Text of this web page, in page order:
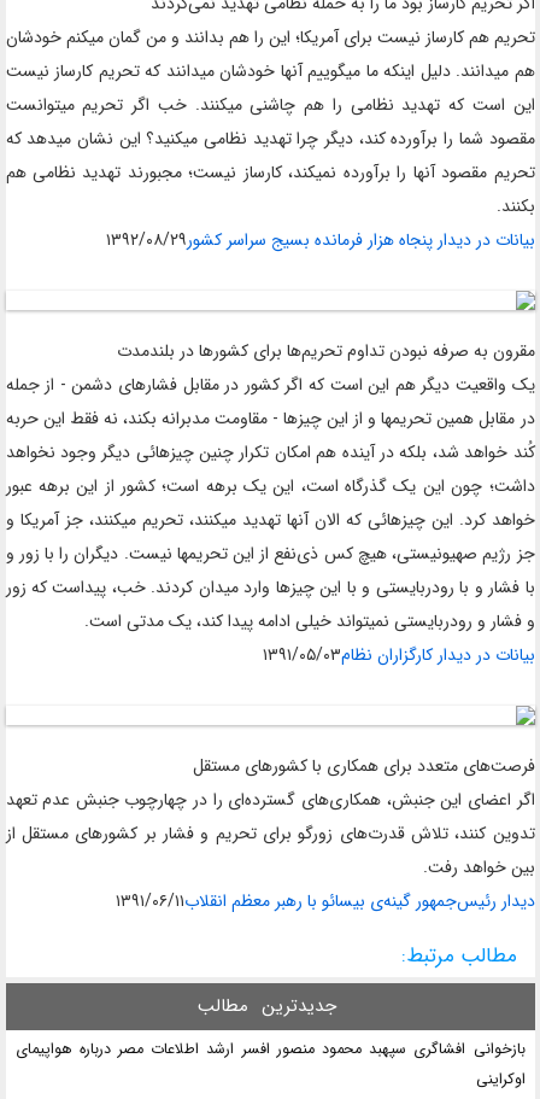
تحریم هم کارساز نیست برای آمریکا؛ این را هم بدانند و من گمان میکنم خودشان
هم میدانند. دلیل اینکه ما میگوییم آنها خودشان میدانند که تحریم کارساز نیست
این است که تهدید نظامی را هم چاشنی میکنند. خب اگر تحریم میتوانست
مقصود شما را برآورده کند، دیگر چرا تهدید نظامی میکنید؟ این نشان میدهد که
تحریم مقصود آنها را برآورده نمیکند، کارساز نیست؛ مجبورند تهدید نظامی هم
بکنند.
بیانات در دیدار پنجاه هزار فرمانده بسیج سراسر کشور۱۳۹۲/۰۸/۲۹
مقرون به صرفه نبودن تداوم تحریم‌ها برای کشورها در بلندمدت
یک واقعیت دیگر هم این است که اگر کشور در مقابل فشارهای دشمن - از جمله
در مقابل همین تحریمها و از این چیزها - مقاومت مدبرانه بکند، نه فقط این حربه
کُند خواهد شد، بلکه در آینده هم امکان تکرار چنین چیزهائی دیگر وجود نخواهد
داشت؛ چون این یک گذرگاه است، این یک برهه است؛ کشور از این برهه عبور
خواهد کرد. این چیزهائی که الان آنها تهدید میکنند، تحریم میکنند، جز آمریکا و
جز رژیم صهیونیستی، هیچ کس ذی‌نفع از این تحریمها نیست. دیگران را با زور و
با فشار و با رودربایستی و با این چیزها وارد میدان کردند. خب، پیداست که زور
و فشار و رودربایستی نمیتواند خیلی ادامه پیدا کند، یک مدتی است.
بیانات در دیدار کارگزاران نظام۱۳۹۱/۰۵/۰۳
فرصت‌های متعدد برای همکاری با کشورهای مستقل
اگر اعضای این جنبش، همکاری‌های گسترده‌ای را در چهارچوب جنبش عدم تعهد
تدوین کنند، تلاش قدرت‌های زورگو برای تحریم و فشار بر کشورهای مستقل از
بین خواهد رفت.
دیدار رئیس‌جمهور گینه‌ی بیسائو با رهبر معظم انقلاب۱۳۹۱/۰۶/۱۱
مطالب مرتبط:
جدیدترین مطالب
بازخوانی افشاگری سپهبد محمود منصور افسر ارشد اطلاعات مصر درباره هواپیمای
اوکراینی